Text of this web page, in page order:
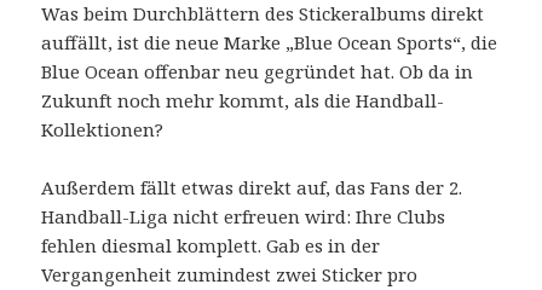
Was beim Durchblättern des Stickeralbums direkt
auffällt, ist die neue Marke „Blue Ocean Sports“, die
Blue Ocean offenbar neu gegründet hat. Ob da in
Zukunft noch mehr kommt, als die Handball-
Kollektionen?
Außerdem fällt etwas direkt auf, das Fans der 2.
Handball-Liga nicht erfreuen wird: Ihre Clubs
fehlen diesmal komplett. Gab es in der
Vergangenheit zumindest zwei Sticker pro